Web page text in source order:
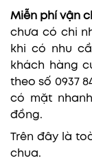
Miễn phí vận
chưa có chi
khi có nhu
khách hàng
theo số 0937
có mặt
đồng.
Trên đây là
chua.